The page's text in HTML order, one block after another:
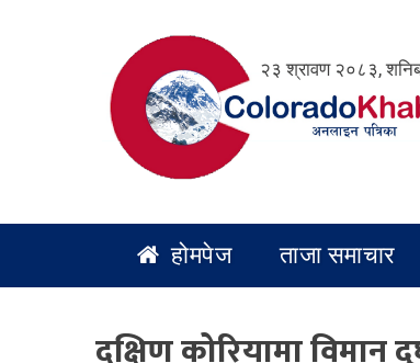
२३ श्रावण २०८३,
होमपेज ताजा समाचार
दक्षिण कोरियामा विमान